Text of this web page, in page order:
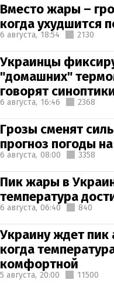
Вместо жары –
когда ухудшится
6 августа, 18:54 2130
Украинцы
"домашних"
говорят
6 августа, 16:46 2368
Грозы сменят
прогноз погоды
6 августа, 08:00 3358
Пик жары в
температура
6 августа, 06:40 840
Украину ждет
когда
комфортной
5 августа, 20:00 11500